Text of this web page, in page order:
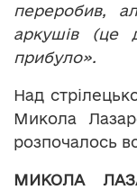
переробив,
аркушів (це
прибуло».
Над
Микола
розпочалось
МИКОЛА